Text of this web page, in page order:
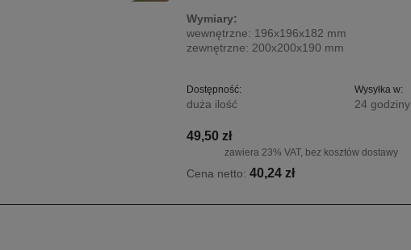
Wymiary:
wewnętrzne: 196x196x182 mm
zewnętrzne: 200x200x190 mm
Dostępność:
duża ilość
Wysyłka w:
24 godziny
49,50 zł
zawiera 23% VAT, bez kosztów dostawy
Cena netto:40,24 zł